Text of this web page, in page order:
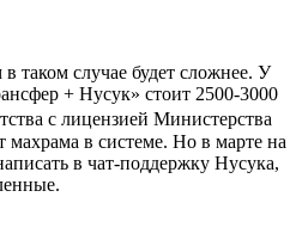
таком случае будет сложнее. У
+ Нусук» стоит 2500-3000
с лицензией Министерства
в системе. Но в марте на
в чат-поддержку Нусука,